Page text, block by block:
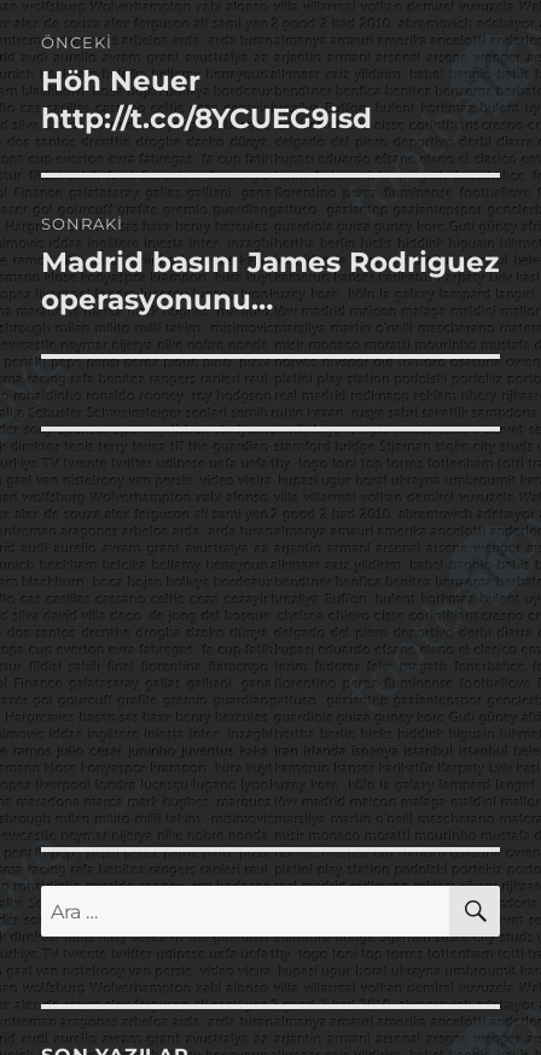
Yazı
gezinmesi
ÖNCEKI
Önceki
yazı:
Höh Neuer
http://t.co/8YCUEG9isd
SONRAKI
Sonraki
yazı:
Madrid basını James Rodriguez
operasyonunu…
Ara: